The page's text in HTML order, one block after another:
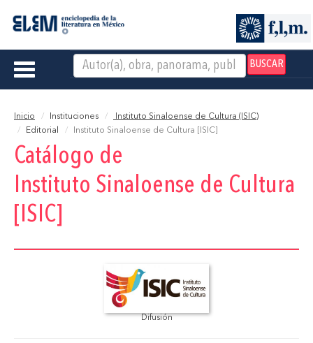
BUSCAR
Toggle
Inicio Instituciones
Instituto Sinaloense de Cultura (ISIC)
Editorial
Instituto Sinaloense de Cultura [ISIC]
Catálogo de
Instituto Sinaloense de Cultura
[ISIC]
Difusión